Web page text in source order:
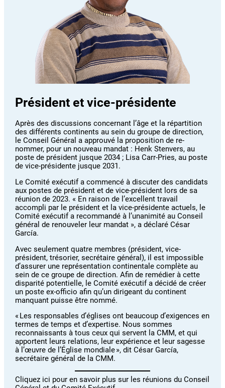
Président et vice-présidente
Après des discussions concernant l’âge et la répartition
des différents continents au sein du groupe de direction,
le Conseil Général a approuvé la proposition de re-
nommer, pour un nouveau mandat : Henk Stenvers, au
poste de président jusque 2034 ; Lisa Carr-Pries, au poste
de vice-présidente jusque 2031.
Le Comité exécutif a commencé à discuter des candidats
aux postes de président et de vice-président lors de sa
réunion de 2023. « En raison de l’excellent travail
accompli par le président et la vice-présidente actuels, le
Comité exécutif a recommandé à l’unanimité au Conseil
général de renouveler leur mandat », a déclaré César
García.
Avec seulement quatre membres (président, vice-
président, trésorier, secrétaire général), il est impossible
d’assurer une représentation continentale complète au
sein de ce groupe de direction. Afin de remédier à cette
disparité potentielle, le Comité exécutif a décidé de créer
un poste ex-officio afin qu’un dirigeant du continent
manquant puisse être nommé.
« Les responsables d’églises ont beaucoup d’exigences en
termes de temps et d’expertise. Nous sommes
reconnaissants à tous ceux qui servent la CMM, et qui
apportent leurs relations, leur expérience et leur sagesse
à l’œuvre de l’Église mondiale », dit César García,
secrétaire général de la CMM.
Cliquez ici pour en savoir plus sur les réunions du Conseil